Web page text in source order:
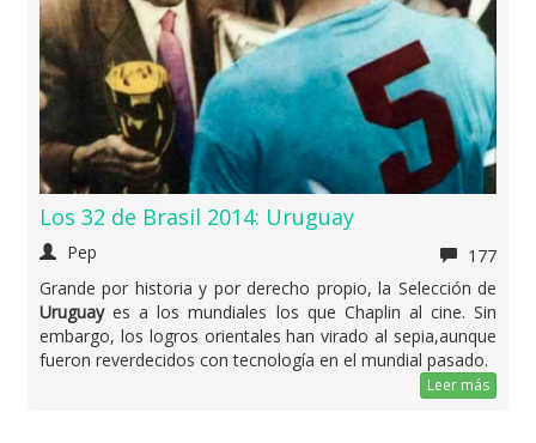
Los 32 de Brasil 2014: Uruguay
Pep
177
Grande por historia y por derecho propio, la Selección de
Uruguayes a los mundiales los que Chaplin al cine. Sin
embargo, los logros orientales han virado al sepia,aunque
fueron reverdecidos con tecnología en el mundial pasado.
Leer más